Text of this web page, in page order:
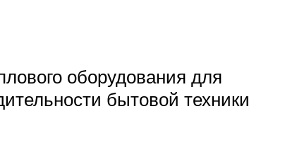
оборудования для
бытовой техники